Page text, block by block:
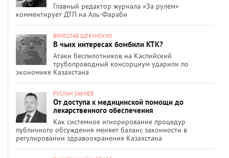
Главный редактор журнала «За рулём»
комментирует ДТП на Аль-Фараби
ВЯЧЕСЛАВ ЩЕКУНСКИХ
В чьих интересах бомбили КТК?
Атаки беспилотников на Каспийский
трубопроводный консорциум ударили по
экономике Казахстана
РУСЛАН ЗАКИЕВ
От доступа к медицинской помощи до
лекарственного обеспечения
Как системное игнорирование процедур
публичного обсуждения меняет баланс законности в
регулировании здравоохранения Казахстана